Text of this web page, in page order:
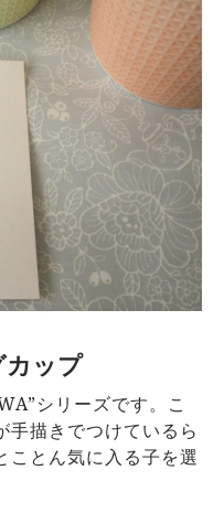
カップ
シリーズです。こ
手描きでつけているら
ことん気に入る子を選